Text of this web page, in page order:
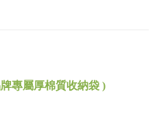
專屬厚棉質收納袋 )